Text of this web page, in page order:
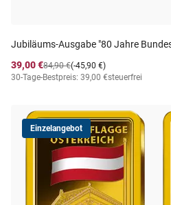
Jubiläums-Ausgabe "80 Jahre
39,00 €
(-45,90 €)
84,90 €
30-Tage-Bestpreis: 39,00 €steuerfrei
Einzelangebot